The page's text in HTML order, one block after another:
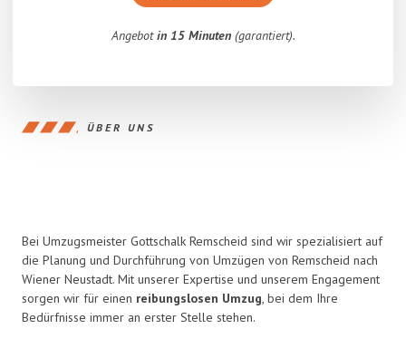
Angebotin 15 Minuten(garantiert).
ÜBER UNS
Bei Umzugsmeister Gottschalk Remscheid sind wir spezialisiert auf
die Planung und Durchführung von Umzügen von Remscheid nach
Wiener Neustadt. Mit unserer Expertise und unserem Engagement
sorgen wir für einen reibungslosen Umzug, bei dem Ihre
Bedürfnisse immer an erster Stelle stehen.